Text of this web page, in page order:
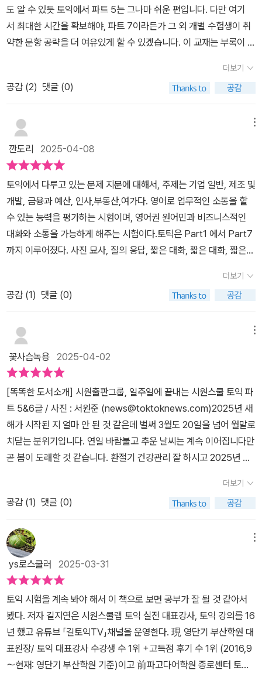
도 알 수 있듯 토익에서 파트 5는 그나마 쉬운 편입니다. 다만 여기
서 최대한 시간을 확보해야, 파트 7이라든가 그 외 개별 수험생이 취
약한 문항 공략을 더 여유있게 할 수 있겠습니다. 이 교재는 부록이 많
이겠습니다. 대신, 시원스쿨의 길지연쌤 사이트에 가면 무료강의영상
이 있어서, 혹시 길쌤 강의 스타일이 궁금한 분들은 참고할 수 있습니
다. (*책좋사의 소개를 통해 출판사에서 제공한 도서를 읽고 솔직하
게, 주관적으로 작성한 후기입니다) 우리말이나 영어나 수식어가 피
면 그렇지 않은 예외도 있는데, 교재에 거론된 employees interest
ed가 그 좋은 예입니다. 이해관계가 있는 직원들이라는 뜻인데, 그 앞
에 나온 please be advised 같은 말도 토익에 자주 나오는 표현(이
자 직장에서 종종 접할 수 있는 문구)이므로 잘 알아 둘 필요가 있겠
습니다. 이 페이지에는 특히 저자가 고난도라고 빨간색으로 표시
해 둔 사항도 있는데, our (professional/professionally) legal c
onsultants에서 어떤 게 맞는 표현이겠습니까? 답은 전자인데, 흔히
들 legal이라는 형용사 앞에는 그를 꾸미는 부사(adverb)가 오겠거
니 짐작합니다. 그러나 이 경우에는 legal이 서술 기능을 하지 않으므
명됩니다. 그냥 고난도도 아니고 앞에 초(超)가 붙었습니다. 상품권
이 valid for single use이므로 ~는 안 된다는 문구인데, 뭐가 안 된
다는 걸까요? transferred 혹은 transferable 둘 중 하나를 골라
야 합니다. 해설에는, 이게 일반 규정을 설명하므로 일회성이 아니
라 고유한 속성을 나타내는 형용사라야 한다고 말합니다. 제 생각에
는, 만약 앞에 can 같은 조동사가 왔다면, 답은 be transferred
가 될 수도 있을 듯합니다. 그러나 이 페이지에 나온 지문에서는, 단순
히 is not 이라고만 되어 있으므로, 의미를 더 분명하게 하려면 가
다. 그 다음 문제는 문맥상 considerate가, considerable보
다 더 적합하다는 게 누구 눈에도 명백합니다. 책 곳곳에는 길토익 팁
(tip)이라고 해서, 왜 그 선지가 답이 되어야만 하는지 더 명확하게 설
명해 둔 코너들이 있습니다. 이런 걸 보면 왜 길지연쌤이 일타강사인
지 확인이 됩니다. p96 같은 곳을 보면 본문에 "자동사는 무조건 ~in
g 형태로만 사용한다고 나옵니다. 또 upcoming 같은 단어는 동사
의 현재분사꼴이 아니라 그 자체로 형용사라는 점 유의하라고도 합니
다. p99의 리뷰노트 같은 것도 수험생이 앞에서 배운 내용을 다시 익
히기에 유익합니다. p102를 보면 관계대명사 that의 경우 소유격
이 없다고도 하는데 당연한 말이지만 잊기 쉽습니다. p109를 보면 가
정법의 도치가 나오는데, 물론 문어적 표현이긴 하지만 여튼 파트
5 등에서 변별력을 높이기 위해 가끔 출제됩니다. 이 교재는 아무래
더보기
공감 (2) 댓글 (0)
깐도리 2025-04-08
토익에서 다루고 있는 문제 지문에 대해서, 주제는 기업 일반, 제조 및
개발, 금융과 예산, 인사,부동산,여가다. 영어로 업무적인 소통을 할
수 있는 능력을 평가하는 시험이며, 영어권 원어민과 비즈니스적인
대화와 소통을 가능하게 해주는 시험이다.토틱은 Part1 에서 Part7
까지 이루어졌다. 사진 묘사, 질의 응답, 짧은 대화, 짧은 대화, 짧은
우 단문 빈칸 채우기 (문법, 어휘), 장문 빈칸 채우기(문법, 문맥에 맞
는 어휘/문장) 를 다루며, 총 46문항으로 구성되어 있다. 마지막 Par
t7의 경우 도해 문제가 출제되고 있으며, 200문항 중에서, 총 54 문
항이다. 책 『일주일에 끝내는 시원스쿨 토익 파트 5&6』에는 토익 R
C파트로서, 빈칸 채우기가 가능하다. 문제의 유형 익히기, 문제에 대
한 정답 찾기, 시험에 꼭 나오는 문법에 대해 선택과 집중하기, 빈칸
채우기로 주요 공식 암기 완료가 가능하다. 가장 많이 낚이는 문제 3
0 을 통해 토익 고득점 획득을 노릴 수 있으며, pART 5,6 실전 모의
고사 3회 분에 걸쳐서,나의 토익 점수를 마무리할 수 있다. 강의를 들
으면서, 완성하는 필기노트형, pART 5 10분 컷 솔루션을 통해서, 실
제 시험에서 문제를 풀 수 있는 최적의 상황을 만들어 나간다. 이 책을
통해서, 문제의 유형과 문제의 난이도, 문제 예측까지 책 한권으로 마
무리할 수 있다. 책 한 권으로 세가지 효과와 이득을 얻을 수 있다.마
지막으로 이 미 책으로통해 토익에 있어서, 놓칠 수 있는 것, 가장 많
더보기
공감 (1) 댓글 (0)
꽃사슴녹용 2025-04-02
[똑똑한 도서소개] 시원출판그룹, 일주일에 끝내는 시원스쿨 토익 파
트 5&6글 / 사진 : 서원준 (news@toktoknews.com)2025년 새
해가 시작된 지 얼마 안 된 것 같은데 벌써 3월도 20일을 넘어 월말로
치닫는 분위기입니다. 연일 바람불고 추운 날씨는 계속 이어집니다만
곧 봄이 도래할 것 같습니다. 환절기 건강관리 잘 하시고 2025년 한
를 주로 해서 올 한 해 활동을 계획하고 있습니다. 토익RC 중 쉽디 쉬
운 토익파트5 와 토익파트6 에서 고득점하는 방법을 배울 수 있는 토
익교재 로 토익시험 을 대비할 수 있는 토익공부 에 만전을 기하는 시
간이 되시길 바랍니다. 최근 어렵기로 소문난 토익 , 그 토익시험 에서
한가닥 희망을 찾을 수 있는 분야를 꼽으라면 저는 토익RC 그 중에서
도 토익파트5 , 그리고 토익파트6 를 꼽을 수 있겠습니다. 물론 이것
들도 토익에 있어서 꼭 필요한 문법과 단어 공부가 최소한으로 되어
있어야만 가능성이라도 찾을 수 있으니 말입니다. 그래서 토익시험
을 잘 보기 위한 토익공부 이전에 기초적인 영어 및 영문법, 영단어 공
부가 필요한 이유는 그래서입니다. 특히 20년 넘게 영어공부를 하지
않다가 이제서야 영어 공부를 토익으로 시작하려는 필자 입장에서 본
다면 토익공부 가 결코 만만하지 않다는 것 쯤은 익히 알고 있습니
더보기
공감 (1) 댓글 (0)
ys로스쿨러 2025-03-31
토익 시험을 계속 봐야 해서 이 책으로 보면 공부가 잘 될 것 같아서
봤다. 저자 길지연은 시원스쿨랩 토익 실전 대표강사, 토익 강의를 16
년 했고 유튜브 「길토익TV」채널을 운영한다. 現 영단기 부산학원 대
표원장/ 토익 대표강사 수강생 수 1위 +고득점 후기 수 1위 (2016,9
～현재: 영단기 부산학원 기준)이고 前파고다어학원 종로센터 토익